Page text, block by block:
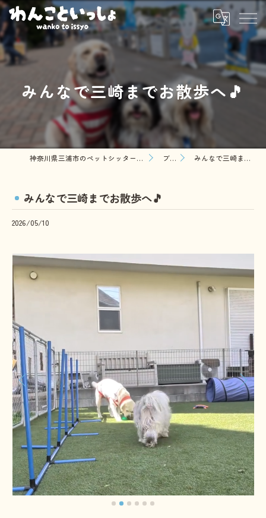
みんなで三崎までお散歩へ🎵
神奈川県三浦市のペットシッターならわんこといっしょ ブログ みんなで三崎までお散歩へ🎵
みんなで三崎までお散歩へ🎵
2026/05/10